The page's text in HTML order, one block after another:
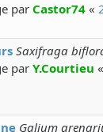
par Castor74 «
Saxifraga
par Y.Courtieu «
Galium